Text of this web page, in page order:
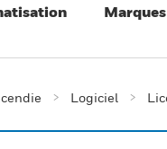
Marques
Logiciel